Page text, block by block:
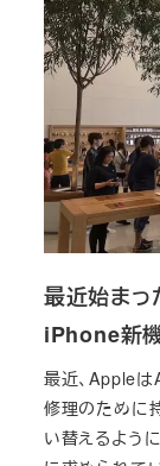
最近始ま
iPhone新
最近、Appleは
修理のために
い替えるよう